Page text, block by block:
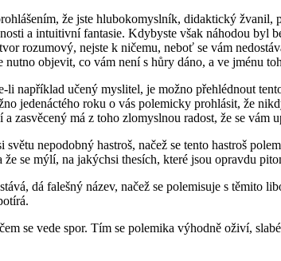
že jste hlubokomyslník, didaktický žvanil,
a intuitivní fantasie. Kdybyste však náhodou byl
rozumový, nejste k ničemu, neboť se vám
objevit, co vám není s hůry dáno, a ve jménu
li například učený myslitel, je možno přehlédnout
jedenáctého roku o vás polemicky prohlásit, že
zasvěcený má z toho zlomyslnou radost, že se vám
nepodobný hastroš, načež se tento hastroš
se mýlí, na jakýchsi thesích, které jsou opravdu
dá falešný název, načež se polemisuje s těmito
se vede spor. Tím se polemika výhodně oživí,